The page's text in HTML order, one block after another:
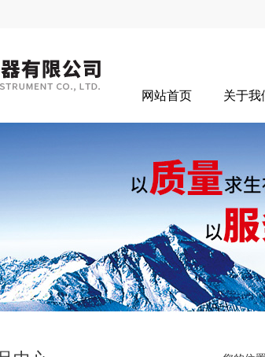
网站首页 关于我